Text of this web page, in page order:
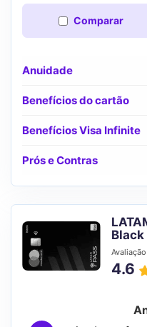
Comparar
Anuidade
Benefícios do cartão
Benefícios Visa Infinite
Prós e Contras
Black
4.6